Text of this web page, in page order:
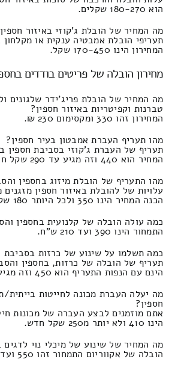
הוא 180-270 שקלים.
מה המחיר של הובלת ג'קוזי באיזור
תעריפי הובלת אמבטיה ענקית או מקלחון
המחירון הינו 170-450 שקל.
מחירון הובלה של פריטים בודדים
מה המחיר של הובלת פריג'ידר שלגונים
טברנות וקפיטריות באיזור חספין?
המחירון זהו 330 ומקסימום 230 ₪.
מהו תעריף העברת אמבטון בעיר חספין?
תעריף של העברת ג'קוזי בסביבת חספין
המחיר הוא 440 וזה מגיע עד 290 שקל חדש.
מהו התעריף של הובלת מיזוג בחספין
עלויות של להובלת באיזור חספין
הכנה המחיר הינו 350 ולכל היותר 180 שקלים.
כמה עולה הובלה של קלנועית בחספין
התמחור הינו 390 ועד 210 ש"ח.
כמה תשלמו על שינוע של כרזות בסביבת
הינם עם הנפות התעריף הוא 450 וזה מגיע עד 190 ₪.
מה יעלה העברת מכונה לחייטות בייתית/
חספין?
אתם מוזמנים לבצע העברה של מכונות
הינו 410 ולא יותר מ250 שקל חדש.
מה המחיר של שינוע של מיכלי נוי לדגים
הובלה של אקווריום התמחור זהו 550 ועד 270 שקלים חדשים.